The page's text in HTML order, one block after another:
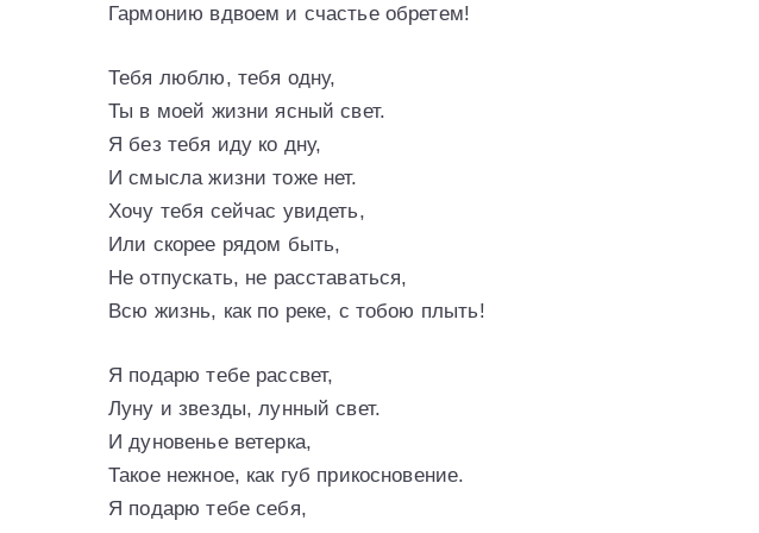
Гармонию вдвоем и счастье обретем!
Тебя люблю, тебя одну,
Ты в моей жизни ясный свет.
Я без тебя иду ко дну,
И смысла жизни тоже нет.
Хочу тебя сейчас увидеть,
Или скорее рядом быть,
Не отпускать, не расставаться,
Всю жизнь, как по реке, с тобою плыть!
Я подарю тебе рассвет,
Луну и звезды, лунный свет.
И дуновенье ветерка,
Такое нежное, как губ прикосновение.
Я подарю тебе себя,